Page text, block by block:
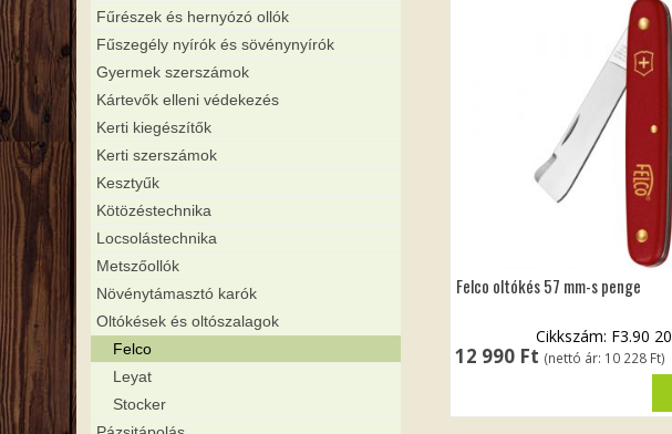
Felco oltókés 57 mm-s penge
12 990 Ft (nettó ár: 10 228 Ft)
Cikkszám: F3.90 20
Fűrészek és hernyózó ollók
Fűszegély nyírók és sövénynyírók
Gyermek szerszámok
Kártevők elleni védekezés
Kerti kiegészítők
Kerti szerszámok
Kesztyűk
Kötözéstechnika
Locsolástechnika
Metszőollók
Növénytámasztó karók
Oltókések és oltószalagok
Felco
Leyat
Stocker